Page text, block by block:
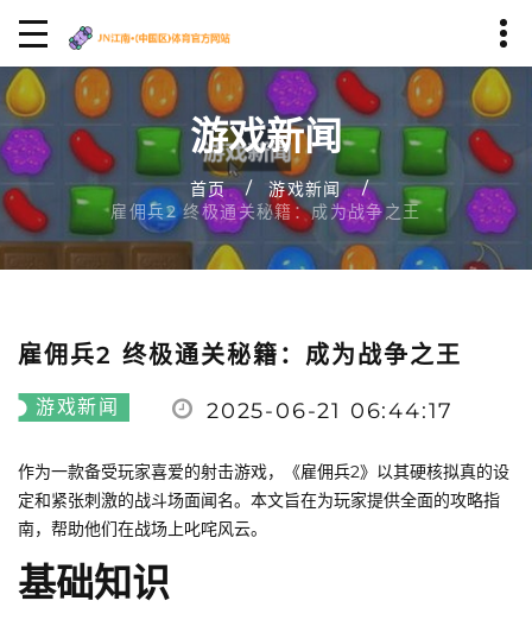
游戏新闻
首页
游戏新闻
雇佣兵2 终极通关秘籍：成为战争之王
雇佣兵2 终极通关秘籍：成为战争之王
游戏新闻 2025-06-21 06:44:17
作为一款备受玩家喜爱的射击游戏，《雇佣兵2》以其硬核拟真的设
定和紧张刺激的战斗场面闻名。本文旨在为玩家提供全面的攻略指
南，帮助他们在战场上叱咤风云。
基础知识